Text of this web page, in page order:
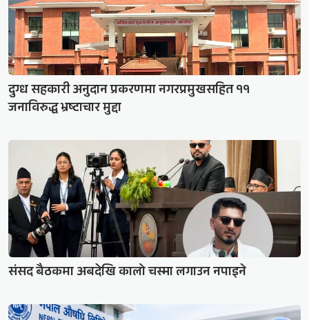
दुग्ध सहकारी अनुदान प्रकरणमा नगरप्रमुखसहित ११
जनाविरुद्ध भ्रष्टाचार मुद्दा
संसद बैठकमा अबदेखि कालो चस्मा लगाउन नपाइने